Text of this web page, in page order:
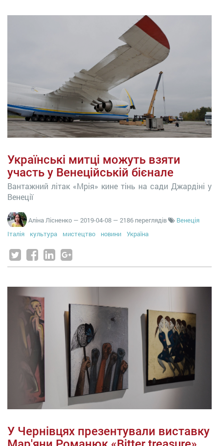
Українські митці можуть взяти
участь у Венеційській бієнале
Вантажний літак «Мрія» кине тінь на сади Джардіні у
Венеції
Аліна Лісненко — 2019-04-08 — 2186 переглядів
Венеція
Італія
культура мистецтво новини Україна
У Чернівцях презентували виставку